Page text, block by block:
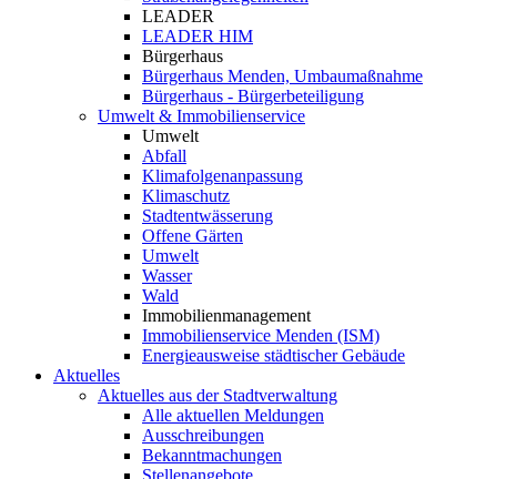
LEADER
LEADER HIM
Bürgerhaus
Bürgerhaus Menden, Umbaumaßnahme
Bürgerhaus - Bürgerbeteiligung
Umwelt & Immobilienservice
Umwelt
Abfall
Klimafolgenanpassung
Klimaschutz
Stadtentwässerung
Offene Gärten
Umwelt
Wasser
Wald
Immobilienmanagement
Immobilienservice Menden (ISM)
Energieausweise städtischer Gebäude
Aktuelles
Aktuelles aus der Stadtverwaltung
Alle aktuellen Meldungen
Ausschreibungen
Bekanntmachungen
Stellenangebote